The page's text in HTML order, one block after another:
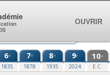
6e
1835
7e
1878
8e
1935
9e
2024
10e
E.C.
OUVRIR